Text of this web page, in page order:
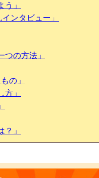
う」
ンタビュー」
つの方法」
の」
方」
？」